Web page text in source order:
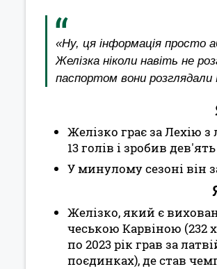
«Ну, ця інформація просто
Желізка ніколи навіть не
паспортом вони
Желізко грає за Лехію з
13 голів і зробив
У минулому сезоні він
Желізко, який є
чеською Карвіною (232
по 2023 рік грав за
поєдинках), де став